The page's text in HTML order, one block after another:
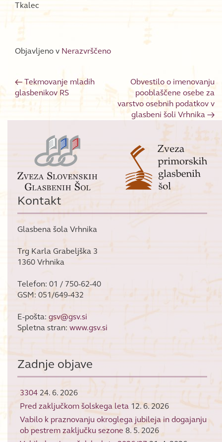
Tkalec
Objavljeno v Nerazvrščeno
Post navigation
← Tekmovanje mladih
glasbenikov RS
Obvestilo o imenovanju
pooblaščene osebe za
varstvo osebnih podatkov v
glasbeni šoli Vrhnika →
Kontakt
Glasbena šola Vrhnika
Trg Karla Grabeljška 3
1360 Vrhnika
Telefon: 01 / 750-62-40
GSM: 051/649-432
E-pošta: gsv@gsv.si
Spletna stran: www.gsv.si
Zadnje objave
3304 24. 6. 2026
Pred zaključkom šolskega leta 12. 6. 2026
Vabilo k praznovanju okroglega jubileja in dogajanju
ob pestrem zaključku sezone 8. 5. 2026